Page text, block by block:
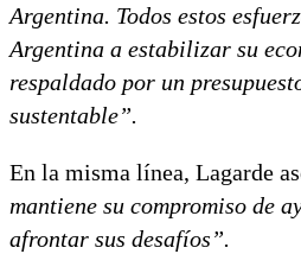
Argentina. Todos estos
Argentina a estabilizar su
respaldado por un
sustentable”.
En la misma línea, Lagarde
mantiene su compromiso de
afrontar sus desafíos”.